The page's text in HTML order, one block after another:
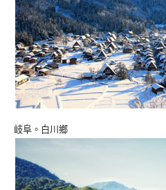
岐阜。白川鄉